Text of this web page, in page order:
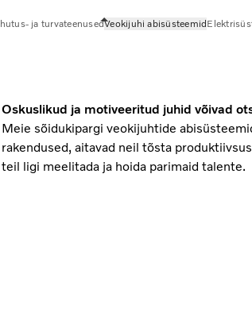
ja turvateenusedVeokijuhi abisüsteemid
Oskuslikud ja motiveeritud juhid võivad
Meie sõidukipargi veokijuhtide
rakendused, aitavad neil tõsta
teil ligi meelitada ja hoida parimaid talente.